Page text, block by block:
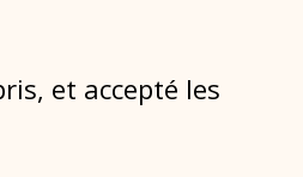
et accepté les